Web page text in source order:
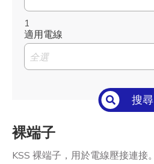
1
適用電線
全選
搜尋
裸端子
KSS 裸端子，用於電線壓接連接。